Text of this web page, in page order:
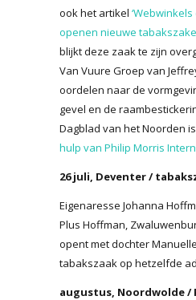
ook het artikel
openen nieuwe
blijkt deze zaak te zijn
Van Vuure Groep van
oordelen naar de
gevel en de
Dagblad van het Noorden
hulp van Philip Morris
26 juli, Deventer /
Eigenaresse Johanna
Plus Hoffman,
opent met dochter
tabakszaak op hetzelfde
augustus, Noordwolde /